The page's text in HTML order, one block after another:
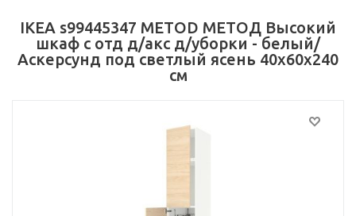
IKEA s99445347 METOD МЕТОД Высокий
шкаф с отд д/акс д/уборки - белый/
Аскерсунд под светлый ясень 40x60x240
см